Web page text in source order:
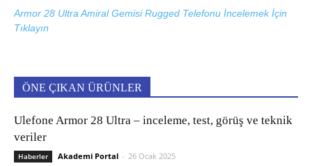
Armor 28 Ultra Amiral Gemisi Rugged Telefonu İncelemek İçin
Tıklayın
ÖNE ÇIKAN ÜRÜNLER
Ulefone Armor 28 Ultra – inceleme, test, görüş ve teknik
veriler
Haberler Akademi Portal - 26 Ocak 2025